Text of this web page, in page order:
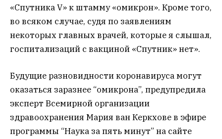
«Спутника V» к штамму «омикрон». Кроме того,
во всяком случае, судя по заявлениям
некоторых главных врачей, которые я слышал,
госпитализаций с вакциной «Спутник» нет».
Будущие разновидности коронавируса могут
оказаться заразнее “омикрона”, предупредила
эксперт Всемирной организации
здравоохранения Мария ван Керкхове в эфире
программы “Наука за пять минут” на сайте